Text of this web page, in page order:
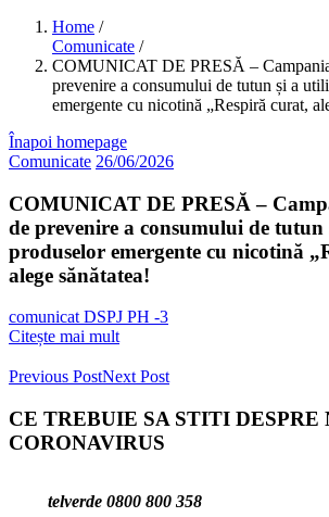
Home /
Comunicate /
COMUNICAT DE PRESĂ –
prevenire a consumului de tutun și a
emergente cu nicotină „Respiră curat,
Înapoi homepage
Comunicate 26/06/2026
COMUNICAT DE PRESĂ –
de prevenire a consumului de
produselor emergente cu nicotină
alege sănătatea!
comunicat DSPJ PH -3
Citește mai mult
Previous PostNext Post
CE TREBUIE SA STITI DESPRE
CORONAVIRUS
telverde 0800 800 358